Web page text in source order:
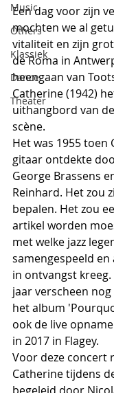
Music
Others
Klassiek
Dance
Theater
Een dag voor zijn
mochten we al
vitaliteit en zijn
de Roma in
heengaan van
Catherine (1942)
uithangbord van de
scène.
Het was 1955 toen
gitaar ontdekte
George Brassens
Reinhard. Het zou
bepalen. Het zou
artikel worden
met welke jazz
samengespeeld
in ontvangst
jaar verscheen
het album
ook de live
in 2017 in Flagey.
Voor deze concert
Catherine tijdens
begeleid door